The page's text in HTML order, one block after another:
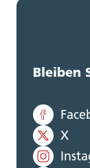
Bleiben
X